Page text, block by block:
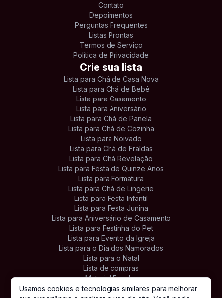
Contato
Depoimentos
Perguntas Frequentes
Listas Prontas
Termos de Serviço
Política de Privacidade
Crie sua lista
Lista para Chá de Casa Nova
Lista para Chá de Bebê
Lista para Casamento
Lista para Aniversário
Lista para Chá de Panela
Lista para Chá de Cozinha
Lista para Noivado
Lista para Chá de Fraldas
Lista para Chá Revelação
Lista para Festa de Quinze Anos
Lista para Formatura
Lista para Chá de Lingerie
Lista para Festa Infantil
Lista para Festa Junina
Lista para Aniversário de Casamento
Lista para Festinha do Pet
Lista para Evento da Igreja
Lista para o Dia dos Namorados
Lista para o Natal
Lista de compras
Material Escolar
Lista de Presentes Personalizada
Usamos cookies e tecnologias similares para melhorar